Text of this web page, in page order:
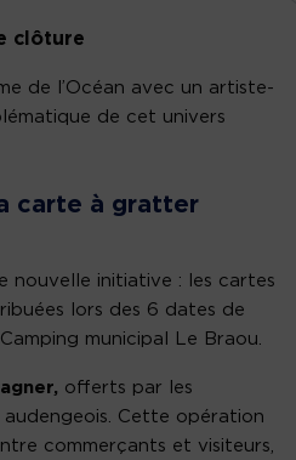
clôture
de l’Océan avec un artiste-
de cet univers
carte à gratter
nouvelle initiative : les cartes
lors des 6 dates de
Camping municipal Le Braou.
offerts par les
Cette opération
commerçants et visiteurs,